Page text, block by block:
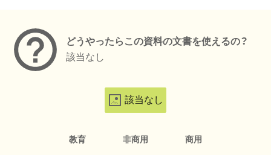
どうやったらこの資料の文書を使えるの？
該当なし
該当なし
教育 非商用 商用